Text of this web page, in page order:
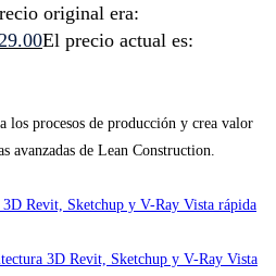
original era:
El precio actual es:
procesos de producción y crea valor
avanzadas de Lean Construction.
Vista rápida
Vista